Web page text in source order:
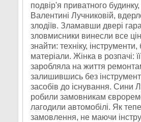
подвір'я приватного
Валентині Лучниковій,
злодіїв. Зламавши двері
зловмисники винесли все
знайти: техніку, інструменти,
матеріали. Жінка в розпачі:
заробляла на життя
залишившись без
засобів до існування. Сини
робили замовникам
лагодили автомобілі. Як
замовлення, не маючи